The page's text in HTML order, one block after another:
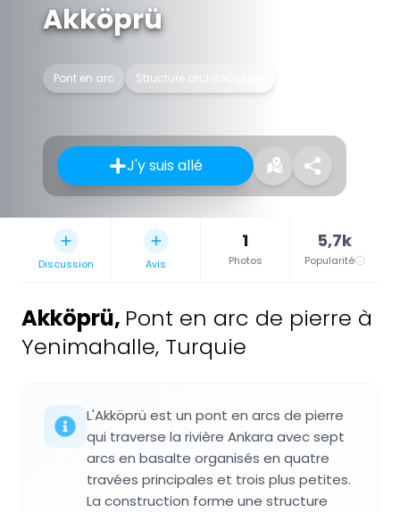
Akköprü
Pont en arc Structure architecturale
J'y suis allé
Discussion Avis
1
Photos
5,7k
Popularité
Akköprü, Pont en arc de pierre à
Yenimahalle, Turquie
L'Akköprü est un pont en arcs de pierre
qui traverse la rivière Ankara avec sept
arcs en basalte organisés en quatre
travées principales et trois plus petites.
La construction forme une structure